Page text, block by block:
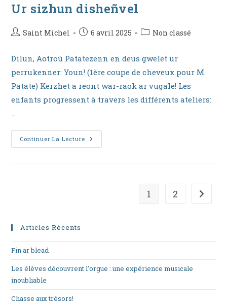
Ur sizhun disheñvel
Auteur/autrice
la
publication :
Saint Michel
Publication
6 avril 2025
PostNon classé
Dilun, Aotroù Patatezenn en deus gwelet ur
perrukenner: Youn! (1ère coupe de cheveux pour M.
Patate) Kerzhet a reont war-raok ar vugale! Les
enfants progressent à travers les différents ateliers:
…
Continuer La Lecture Ur
Sizhun
1 2 Aller à
Articles Récents
Fin ar blead
Les élèves découvrent l’orgue : une expérience musicale
inoubliable
Chasse aux trésors!